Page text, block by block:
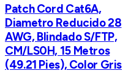
Patch Cord Cat6A,
Diametro Reducido 28
AWG, Blindado S/FTP,
CM/LS0H, 15 Metros
(49.21 Pies), Color Gris